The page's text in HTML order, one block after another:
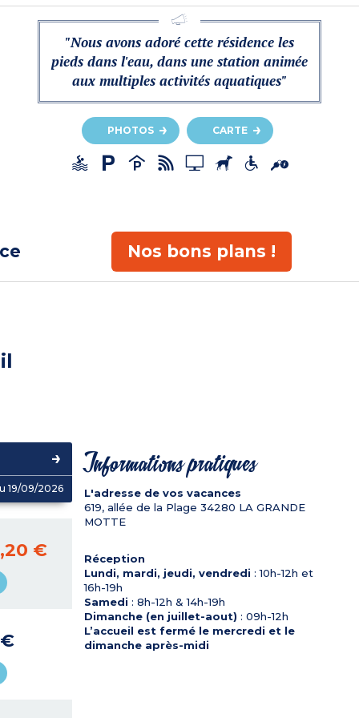
"Nous avons adoré cette résidence les
pieds dans l'eau, dans une station animée
aux multiples activités aquatiques"
PHOTOS CARTE
Nos bons plans !
19/09/2026
€
Informations pratiques
L'adresse de vos vacances
619, allée de la Plage 34280 LA GRANDE
MOTTE
Réception
Lundi, mardi, jeudi, vendredi : 10h-12h et
16h-19h
Samedi : 8h-12h & 14h-19h
Dimanche (en juillet-aout) : 09h-12h
L’accueil est fermé le mercredi et le
dimanche après-midi